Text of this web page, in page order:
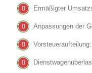
Ermäßigter
Anpassungen der